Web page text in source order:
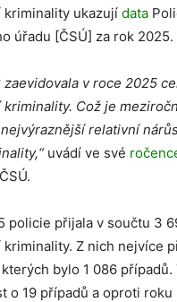
kriminality ukazují data
úřadu [ČSÚ] za rok 2025.
zaevidovala v roce 2025
Což je
relativní
uvádí ve své
policie přijala v součtu 3
kriminality. Z nich nejvíce
bylo 1 086
o 19 případů a oproti roku